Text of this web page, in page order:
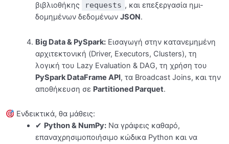
Pandas Essentials 0/11
Εισαγωγή στo PySpark 0/14
Τελικό Project (Προαιρετικό) 0/7
βιβλιοθήκης
requests , και επεξεργασία ημι-
δομημένων δεδομένωνJSON.
Big Data & PySpark: Εισαγωγή στην κατανεμημένη
αρχιτεκτονική (Driver, Executors, Clusters), τη
λογική του Lazy Evaluation & DAG, τη χρήση του
PySpark DataFrame API, τα Broadcast Joins, και την
αποθήκευση σε Partitioned Parquet.
Ενδεικτικά, θα μάθεις:
✔ Python & NumPy: Να γράφεις καθαρό,
επαναχρησιμοποιήσιμο κώδικα Python και να